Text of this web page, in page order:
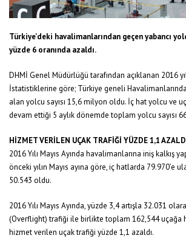
Türkiye’deki havalimanlarından geçen yabancı
yüzde 6 oranında azaldı.
DHMİ Genel Müdürlüğü tarafından açıklanan 2016
İstatistiklerine göre; Türkiye geneli
alan yolcu sayısı 15,6 milyon oldu. İç hat yolcu ve
devam ettiği 5 aylık dönemde toplam yolcu sayısı
HİZMET VERİLEN UÇAK TRAFİĞİ YÜZDE 1,1
2016 Yılı Mayıs Ayında havalimanlarına iniş kalkış
önceki yılın Mayıs ayına göre, iç hatlarda 79.970’e
50.543 oldu.
2016 Yılı Mayıs Ayında, yüzde 3,4 artışla 32.031
(Overflight) trafiği ile birlikte toplam 162,544 uçağa
hizmet verilen uçak trafiği yüzde 1,1 azaldı.